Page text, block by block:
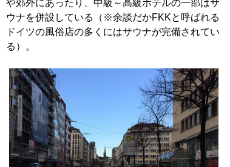
や郊外にあったり、中級～高級ホテルの一部はサ
ウナを併設している（※余談だかFKKと呼ばれる
ドイツの風俗店の多くにはサウナが完備されてい
る）。